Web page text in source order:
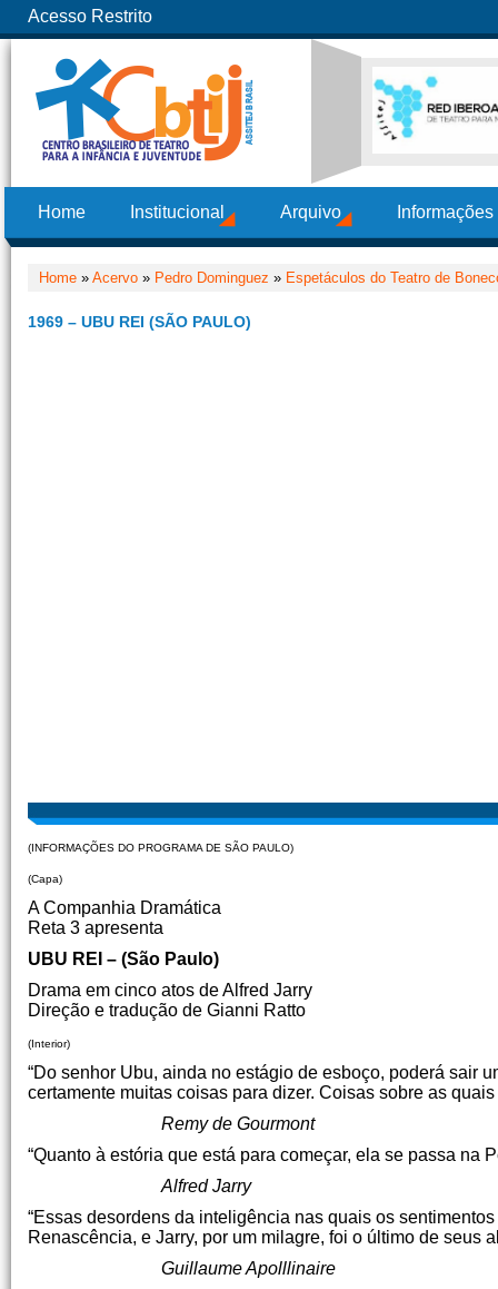
Acesso Restrito
Home Institucional Arquivo
Home » Acervo » Pedro Dominguez » Espetáculos do Teatro de
1969 – UBU REI (SÃO PAULO)
(INFORMAÇÕES DO PROGRAMA DE SÃO PAULO)
(Capa)
A Companhia Dramática
Reta 3 apresenta
UBU REI – (São Paulo)
Drama em cinco atos de Alfred Jarry
Direção e tradução de Gianni Ratto
(Interior)
“Do senhor Ubu, ainda no estágio de esboço, poderá sair
certamente muitas coisas para dizer. Coisas sobre as
Remy de Gourmont
“Quanto à estória que está para começar, ela se passa na
Alfred Jarry
“Essas desordens da inteligência nas quais os
Renascência, e Jarry, por um milagre, foi o último de seus
Guillaume Apolllinaire